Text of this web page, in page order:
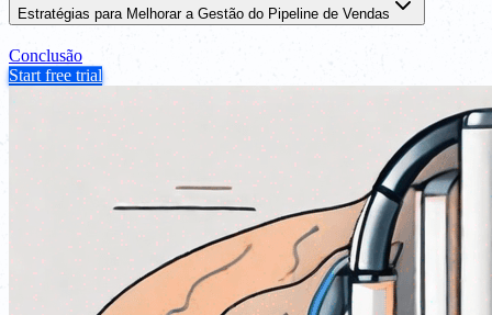
Estratégias para Melhorar a Gestão do Pipeline de Vendas
Conclusão
Start free trial